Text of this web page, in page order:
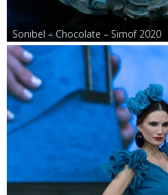
Sonibel – Chocolate – Simof 2020